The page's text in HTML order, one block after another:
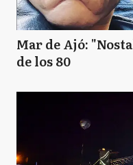
Mar de Ajó:
de los 80